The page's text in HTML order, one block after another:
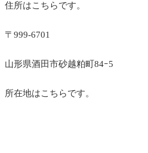
住所はこちらです。
〒999-6701
山形県酒田市砂越粕町84ｰ5
所在地はこちらです。